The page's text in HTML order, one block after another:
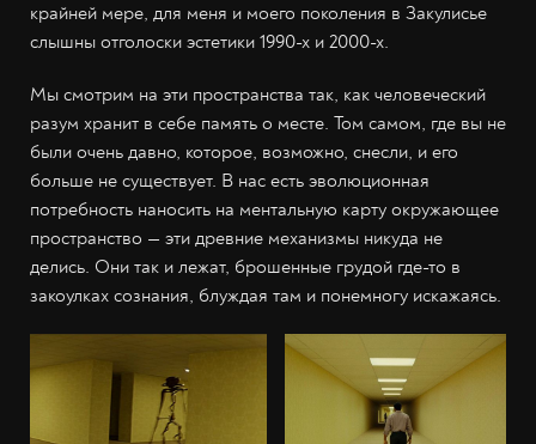
крайней мере, для меня и моего поколения в Закулисье
слышны отголоски эстетики 1990-х и 2000-х.
Мы смотрим на эти пространства так, как человеческий
разум хранит в себе память о месте. Том самом, где вы не
были очень давно, которое, возможно, снесли, и его
больше не существует. В нас есть эволюционная
потребность наносить на ментальную карту окружающее
пространство — эти древние механизмы никуда не
делись. Они так и лежат, брошенные грудой где-то в
закоулках сознания, блуждая там и понемногу искажаясь.